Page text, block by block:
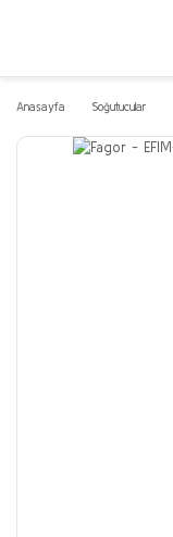
Anasayfa Soğutucular